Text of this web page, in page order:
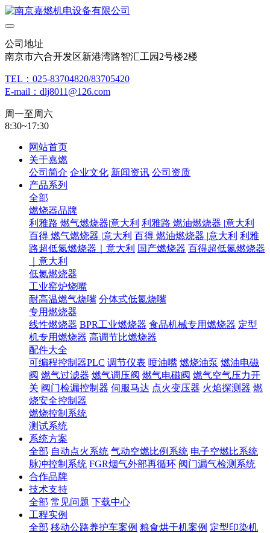
公司地址
南京市六合开发区新港湾路智汇工园2号楼2楼
TEL：025-83704820/83705420
E-mail：dlj8011@126.com
周一至周六
8:30~17:30
网站首页
关于嘉燃
公司简介 企业文化 新闻资讯 公司资质
产品系列
全部
燃烧器品牌
利雅路 燃气燃烧器|意大利 利雅路 燃油燃烧器 |意大利
百得 燃气燃烧器 |意大利 百得 燃油燃烧器 |意大利 利雅
路超低氮燃烧器｜意大利 国产燃烧器 百得超低氮燃烧器
｜意大利
低氮燃烧器
工业窑炉烧嘴
耐高温燃气烧嘴 分体式低氮烧嘴
专用燃烧器
线性燃烧器 BPR工业燃烧器 食品机械专用燃烧器 定型
机专用燃烧器 高调节比燃烧器
配件大全
可编程控制器PLC 调节仪表 喷油嘴 燃烧油泵 燃油电磁
阀 燃气过滤器 燃气调压阀 燃气电磁阀 燃气空气压力开
关 阀门检漏控制器 伺服马达 点火变压器 火焰探测器 燃
烧安全控制器
燃烧控制系统
测试系统
系统方案
全部 自动点火系统 气动空燃比例系统 电子空燃比系统
脉冲控制系统 FGR烟气外部再循环 阀门漏气检测系统
合作品牌
技术支持
全部 常见问题 下载中心
工程实例
全部 移动公路养护车案例 粮食烘干机案例 定型印染机